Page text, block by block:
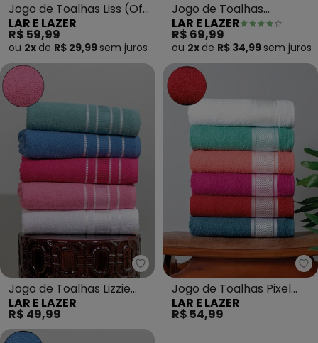
Jogo de Toalhas Liss (Off
White) 2 Peças
LAR E LAZER
R$ 59,99
ou 2x de R$ 29,99 sem juros
Jogo de Toalhas
(Francia) 2 Peças
LAR E LAZER
R$ 69,99
ou 2x de R$ 34,99 sem juros
Lar e Lazer - Jogo de Toalhas
Jogo de Toalhas Lizzie
(Rosa Dalia) 2 Peças
LAR E LAZER
R$ 49,99
Jogo de Toalhas Pixel
(Bordô) 2 Peças
LAR E LAZER
R$ 54,99